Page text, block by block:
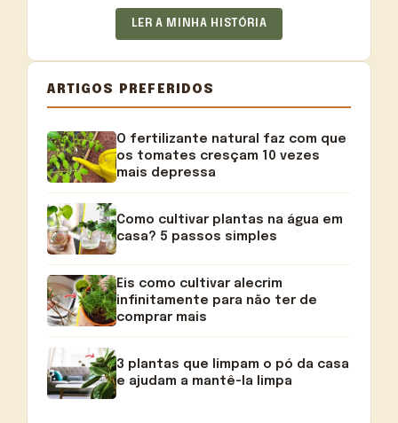
LER A MINHA HISTÓRIA
ARTIGOS PREFERIDOS
O fertilizante natural faz com que
os tomates cresçam 10 vezes
mais depressa
Como cultivar plantas na água em
casa? 5 passos simples
Eis como cultivar alecrim
infinitamente para não ter de
comprar mais
3 plantas que limpam o pó da casa
e ajudam a mantê-la limpa